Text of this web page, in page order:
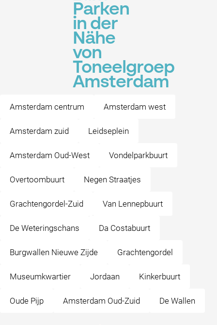
Parken
in der
Nähe
von
Toneelgroep
Amsterdam
Amsterdam centrum Amsterdam west
Amsterdam zuid Leidseplein
Amsterdam Oud-West Vondelparkbuurt
Overtoombuurt Negen Straatjes
Grachtengordel-Zuid Van Lennepbuurt
De Weteringschans Da Costabuurt
Burgwallen Nieuwe Zijde Grachtengordel
Museumkwartier Jordaan Kinkerbuurt
Oude Pijp Amsterdam Oud-Zuid De Wallen